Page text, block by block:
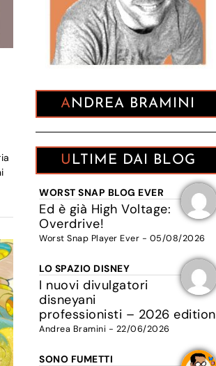
ANDREA BRAMINI
ULTIME DAI BLOG
WORST SNAP BLOG EVER
Ed è già High Voltage:
Overdrive!
Worst Snap Player Ever - 05/08/2026
LO SPAZIO DISNEY
I nuovi divulgatori
disneyani
professionisti – 2026 edition
Andrea Bramini - 22/06/2026
SONO FUMETTI